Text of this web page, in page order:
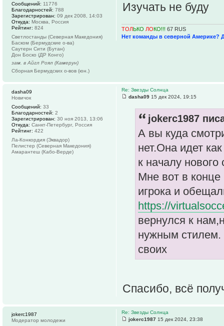
Изучать не буду
ТОЛЬКО ЛОКО!!! 67 RUS
Нет команды в северной Америке?
Сообщений: 11776
Благодарностей: 788
Зарегистрирован: 09 дек 2008, 14:03
Откуда: Москва, Россия
Рейтинг: 824
Светлостанды (Северная Македония)
Баском (Бермудские о-ва)
Саутерн Сити (Бутан)
Дон Боско (ДР Конго)
зам. в Айгл Роял (Камерун)
Сборная Бермудских о-вов (юн.)
Re: Звезды Солнца
dasha09 15 дек 2024, 19:15
jokerc1987
А вы куда
нет.Она идет
к началу
Мне вот в конце
игрока и
https://
вернулся к
нужным стилем.
своих
Спасибо, всё
dasha09
Новичок
Сообщений: 33
Благодарностей: 2
Зарегистрирован: 30 ноя 2013, 13:06
Откуда: Санкт-Петербург, Россия
Рейтинг: 422
Ла-Конкордия (Эквадор)
Пелистер (Северная Македония)
Амарантеш (Кабо-Верде)
Re: Звезды Солнца
jokerc1987 15 дек 2024, 23:38
jokerc1987
Модератор молодежи